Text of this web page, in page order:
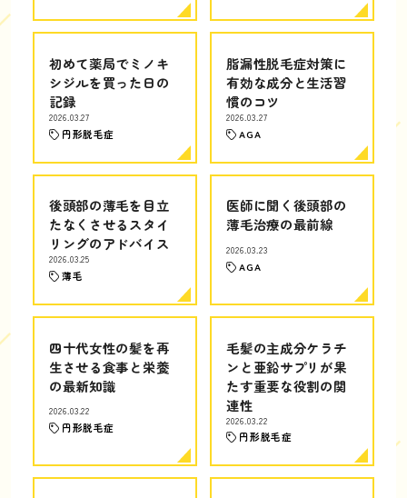
初めて薬局でミノキ
シジルを買った日の
記録
2026.03.27
円形脱毛症
脂漏性脱毛症対策に
有効な成分と生活習
慣のコツ
2026.03.27
AGA
後頭部の薄毛を目立
たなくさせるスタイ
リングのアドバイス
2026.03.25
薄毛
医師に聞く後頭部の
薄毛治療の最前線
2026.03.23
AGA
四十代女性の髪を再
生させる食事と栄養
の最新知識
2026.03.22
円形脱毛症
毛髪の主成分ケラチ
ンと亜鉛サプリが果
たす重要な役割の関
連性
2026.03.22
円形脱毛症